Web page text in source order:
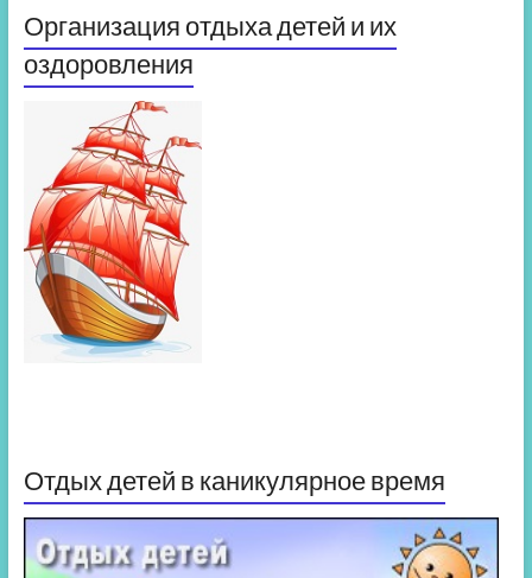
Организация отдыха детей и их
оздоровления
Отдых детей в каникулярное время